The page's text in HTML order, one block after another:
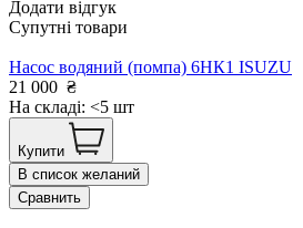
Додати відгук
Супутні товари
Насос водяний (помпа) 6HК1 ISUZU
21 000 ₴
На складі: <5 шт
Купити
В список желаний
Сравнить